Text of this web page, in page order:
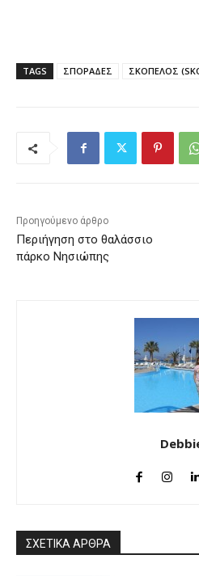
TAGS ΣΠΟΡΑΔΕΣ ΣΚΟΠΕΛΟΣ
Προηγούμενο άρθρο
Περιήγηση στο θαλάσσιο
πάρκο Νησιώπης
ΣΧΕΤΙΚΑ ΑΡΘΡΑ